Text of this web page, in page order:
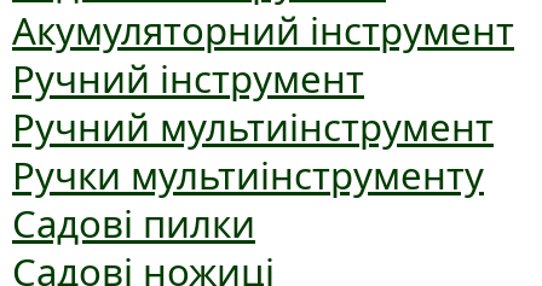
Акумуляторний інструмент
Ручний інструмент
Ручний мультиінструмент
Ручки мультиінструменту
Садові пилки
Садові ножиці